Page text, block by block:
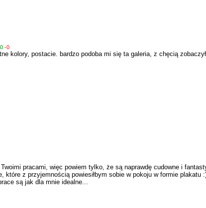
-0
kolory, postacie. bardzo podoba mi się ta galeria, z chęcią
pracami, więc powiem tylko, że są naprawdę cudowne i
które z przyjemnością powiesiłbym sobie w pokoju w formie plakatu
są jak dla mnie idealne...